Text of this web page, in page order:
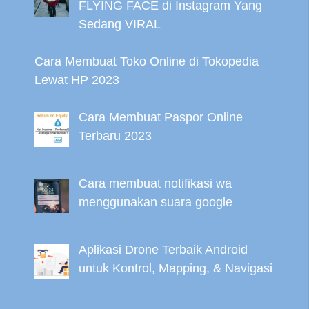
FLYING FACE di Instagram Yang
Sedang VIRAL
Cara Membuat Toko Online di Tokopedia
Lewat HP 2023
Cara Membuat Paspor Online
Terbaru 2023
Cara membuat notifikasi wa
menggunakan suara google
Aplikasi Drone Terbaik Android
untuk Kontrol, Mapping, & Navigasi